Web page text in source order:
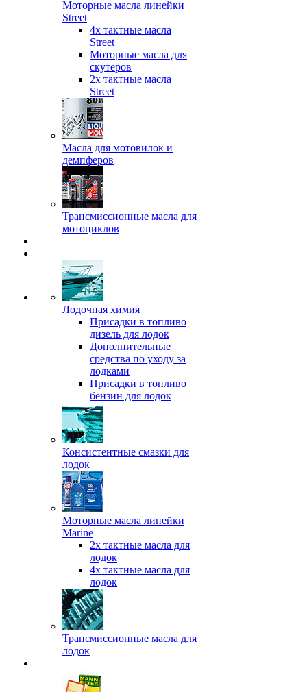
Моторные масла линейки
Street
4х тактные масла
Street
Моторные масла для
скутеров
2х тактные масла
Street
Масла для мотовилок и
демпферов
Трансмиссионные масла для
мотоциклов
Лодочная химия
Присадки в топливо
дизель для лодок
Дополнительные
средства по уходу за
лодками
Присадки в топливо
бензин для лодок
Консистентные смазки для
лодок
Моторные масла линейки
Marine
2х тактные масла для
лодок
4х тактные масла для
лодок
Трансмиссионные масла для
лодок